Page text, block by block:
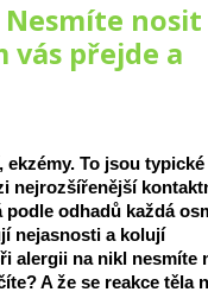
nosit
vás přejde a
To jsou typické
nejrozšířenější
odhadů každá
nejasnosti a kolují
alergii na nikl nesmíte
A že se reakce těla